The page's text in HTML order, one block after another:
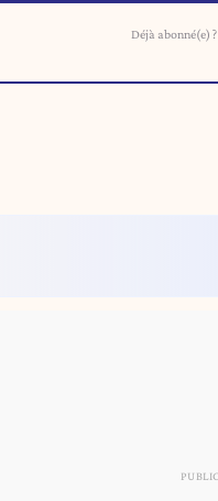
Déjà abonné(e) ?